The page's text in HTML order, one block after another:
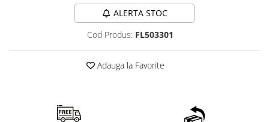
ALERTA STOC
Cod Produs: FL503301
Adauga la Favorite